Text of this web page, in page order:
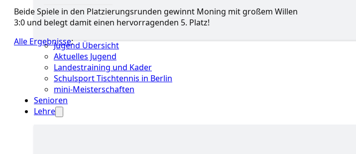
Jugend Übersicht
Aktuelles Jugend
Landestraining und Kader
Schulsport Tischtennis in Berlin
mini-Meisterschaften
Senioren
Lehre
Beide Spiele in den Platzierungsrunden gewinnt Moning mit großem Willen
3:0 und belegt damit einen hervorragenden 5. Platz!
Alle Ergebnisse: